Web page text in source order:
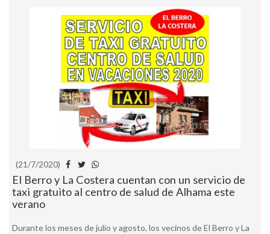
(21/7/2020)
El Berro y La Costera cuentan con un servicio de
taxi gratuito al centro de salud de Alhama este
verano
Durante los meses de julio y agosto, los vecinos de El Berro y La